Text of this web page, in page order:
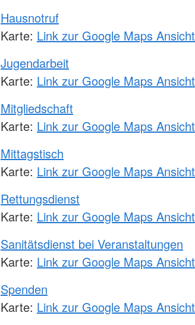
Hausnotruf
Karte: Link zur Google Maps Ansicht
Jugendarbeit
Karte: Link zur Google Maps Ansicht
Mitgliedschaft
Karte: Link zur Google Maps Ansicht
Mittagstisch
Karte: Link zur Google Maps Ansicht
Rettungsdienst
Karte: Link zur Google Maps Ansicht
Sanitätsdienst bei Veranstaltungen
Karte: Link zur Google Maps Ansicht
Spenden
Karte: Link zur Google Maps Ansicht